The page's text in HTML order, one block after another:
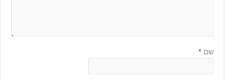
שם *